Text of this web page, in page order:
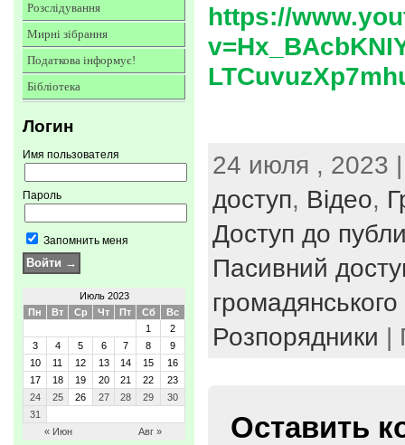
Розслідування
Мирні зібрання
Податкова інформує!
Бібліотека
Логин
Имя пользователя
Пароль
Запомнить меня
Июль 2023
Пн
Вт Ср Чт Пт Сб Вс
« Июн Авг »
1
2
3
4 5 6 7 8
9
10
11 12 13 14 15
16
17
18 19 20 21 22
23
24
25 26 27 28 29
30
31
https://
24 июля , 2023
доступ, Відео,
Доступ до
Пасивний
громадянського
Розпорядники |
Оставить